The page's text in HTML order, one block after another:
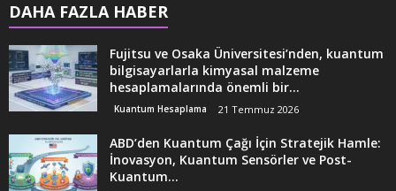
DAHA FAZLA HABER
Fujitsu ve Osaka Üniversitesi’nden, kuantum
bilgisayarlarla kimyasal malzeme
hesaplamalarında önemli bir...
Kuantum Hesaplama 21 Temmuz 2026
ABD’den Kuantum Çağı İçin Stratejik Hamle:
İnovasyon, Kuantum Sensörler ve Post-
Kuantum...